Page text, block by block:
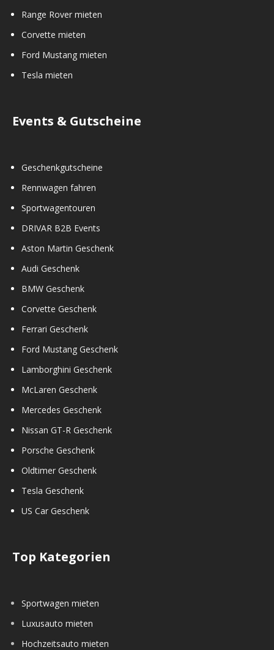
Range Rover mieten
Corvette mieten
Ford Mustang mieten
Tesla mieten
Events & Gutscheine
Geschenkgutscheine
Rennwagen fahren
Sportwagentouren
DRIVAR B2B Events
Aston Martin Geschenk
Audi Geschenk
BMW Geschenk
Corvette Geschenk
Ferrari Geschenk
Ford Mustang Geschenk
Lamborghini Geschenk
McLaren Geschenk
Mercedes Geschenk
Nissan GT-R Geschenk
Porsche Geschenk
Oldtimer Geschenk
Tesla Geschenk
US Car Geschenk
Top Kategorien
Sportwagen mieten
Luxusauto mieten
Hochzeitsauto mieten